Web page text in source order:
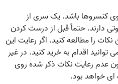
کنسروها باشد. یک سری از
دارند. حتماً قبل از درست کردن
نکات را مطالعه کنید. اگر رعایت این
توانید اقدام به خرید کنید. در غیر
عدم رعایت نکات ذکر شده روی
خواهد بود.